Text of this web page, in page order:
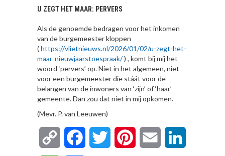
U ZEGT HET MAAR: PERVERS
Als de genoemde bedragen voor het inkomen
van de burgemeester kloppen
(https://vlietnieuws.nl/2026/01/02/u-zegt-het-
maar-nieuwjaarstoespraak/) , komt bij mij het
woord ‘pervers’ op. Niet in het algemeen, niet
voor een burgemeester die stáát voor de
belangen van de inwoners van ‘zijn’ of ‘haar’
gemeente. Dan zou dat niet in mij opkomen.
(Mevr. P. van Leeuwen)
Copy FacebookTwitter Pinterest Email